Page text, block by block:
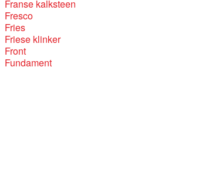
Franse kalksteen
Fresco
Fries
Friese klinker
Front
Fundament